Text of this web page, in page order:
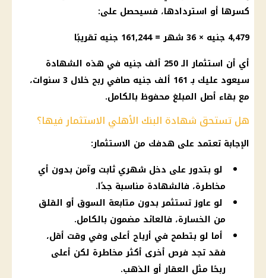
كسرها أو استردادها، فسيحصل على:
4,479 جنيه × 36 شهر = 161,244 جنيه تقريبًا
أي أن استثمار
الـ 250 ألف جنيه في هذه الشهادة
سيعود عليك بـ 161 ألف جنيه صافي ربح خلال 3 سنوات،
مع بقاء أصل المبلغ محفوظ بالكامل.
هل تستحق شهادة البنك الأهلي الاستثمار فيها؟
الإجابة تعتمد على هدفك من الاستثمار:
لو بتدور على دخل شهري ثابت وآمن بدون أي
مخاطرة، فالشهادة مناسبة جدًا.
لو عاوز تستثمر بدون متابعة السوق أو القلق
من الخسارة، فالعائد مضمون بالكامل.
أما لو بتطمح في أرباح أعلى وفي وقت أقل،
فقد تجد فرص أخرى أكثر مخاطرة لكن أعلى
ربحًا مثل العقار أو الذهب.